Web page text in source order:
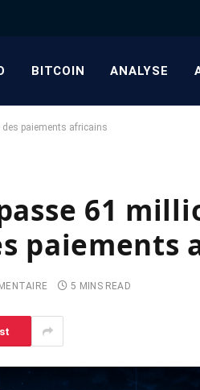
BITCOIN ANALYSE
des paiements africains
61
paiements
5 MINS READ